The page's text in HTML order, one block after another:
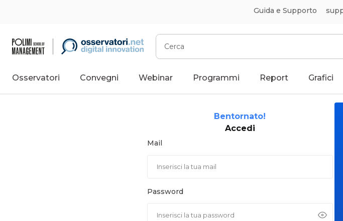
Guida e Supporto
Cerca
Osservatori Convegni Webinar Programmi Report Grafici
Bentornato!
Accedi
Mail
Password